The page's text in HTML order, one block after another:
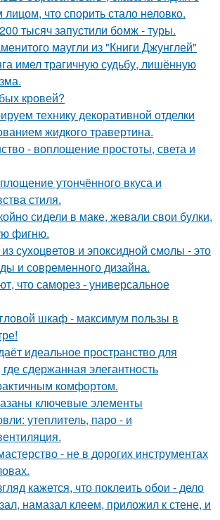
что спорить стало неловко.
тысяч запустили бомж - туры.
маугли из "Книги Джунглей"
имел трагичную судьбу, лишённую
кровей?
технику декоративной отделки
жидкого травертина.
- воплощение простоты, света и
утончённого вкуса и
стиля.
сидели в маке, жевали свои булки,
фигню.
сухоцветов и эпоксидной смолы - это
и современного дизайна.
что саморез - универсальное
шкаф - максимум пользы в
идеальное пространство для
сдержанная элегантность
комфортом.
ключевые элементы
утеплитель, паро - и
- не в дорогих инструментах
кажется, что поклеить обои - дело
намазал клеем, приложил к стене, и